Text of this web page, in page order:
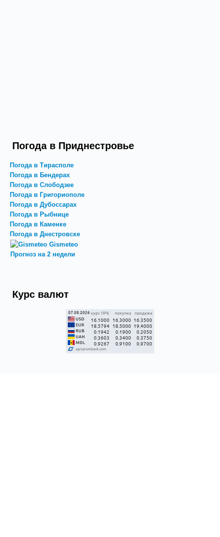
Погода в Приднестровье
Погода в Тирасполе
Погода в Бендерах
Погода в Слободзее
Погода в Григориополе
Погода в Дубоссарах
Погода в Рыбнице
Погода в Каменке
Погода в Днестровске
Gismeteo
Прогноз на 2 недели
Курс валют